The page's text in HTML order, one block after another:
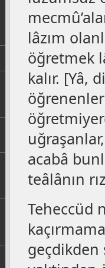
lâzım
öğretmek
kalır. [Yâ,
acabâ
teâlânın
Teheccüd
geçdikden